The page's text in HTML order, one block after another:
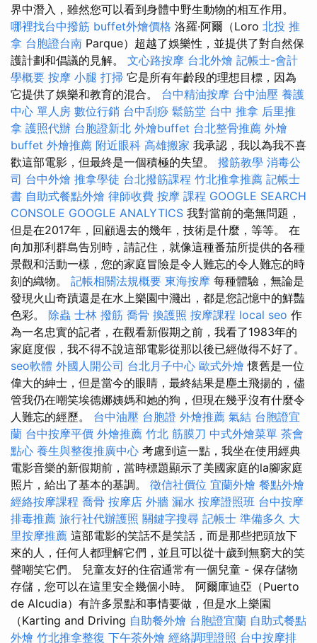
界中潛入，雖然您可以看到身體中野生動物的相互作用。
哪裡找台中撥筋 buffet外燴價格 洛羅·阿爾（Loro 北投 推
拿 台胞證台南 Parque）超越了娛樂性，並提供了對自然保
護計劃和倡議的見解。 文心路按摩 台北外燴 記帳士-會計
學概要 按摩 小腿 打掃 它是所有年齡段的理想目標，因為
它提供了娛樂和教育的混合。 台中精油按摩 台中油壓 養護
中心 單人房 數位行銷 台中刮痧 鬆筋堂 台中 推拿 后里推
拿 護照代辦 台胞證新北 外燴buffet 台北整骨推薦 外燴
buffet 外燴推薦 附近眼科 高雄搬家 我承認，我以為我不喜
歡這部電影，但最終是一個積極的失望。 撥筋教學 消毒公
司 台中外燴 推拿學徒 台北撥筋課程 竹北推拿推薦 記帳士
書 自助式餐點外燴 律師收費 按摩 課程 GOOGLE SEARCH
CONSOLE GOOGLE ANALYTICS 我對當前的毫無問題，
但是在2017年，回顧過去的幾年，技術是什麼，等等。 在
向加那利群島告別時，請記住，就像這種番茄所提供的各種
景觀和活動一樣，您的家庭冒險是令人難忘的令人難忘的時
刻的織物。 記帳相關法規概要 東海按摩 每種體驗，無論是
發現火山奇蹟還是在水上樂園中濺出，都是您記憶中的鮮豔
色彩。 除蟲 士林 撥筋 喬骨 換護照 按摩課程 local seo 作
為一名忠實的記者，在觀看新假期之前，我看了1983年的
家庭度假，我不得不說這部電影從那以後已經做得不好了。
seo軟體 外國人開公司 台北月子中心 歐式外燴 懷舊是一位
偉大的紳士，但是當今的眼睛，最終結果是塵土飛揚的，儘
管我仍在嘲笑埃德娜姨媽和她的狗，但現在幾乎沒有什麼令
人難忘的經歷。 台中油壓 台胞證 外燴推薦 氣結 台胞證宜
蘭 台中按摩平價 外燴推薦 竹北 筋膜刀 中式外燴菜單 茶會
點心 養生與整復推廣中心 考慮到這一點，我坐在使用經典
電影音樂的新假期前，當時標題顯示了美國家庭的la腳家庭
照片，給出了基本的基調。 徵信社價位 宜蘭外燴 餐點外燴
經絡按摩課程 喬骨 按摩店 外牆 漏水 按摩證照班 台中按摩
排毒推薦 旅行社代辦護照 關鍵字搜尋 記帳士 準備多久 大
里按摩推薦 這部電影的笑話不是笑話，而是那些把頭放下
來的人，任何人都理解它們，並且可以從十歲到無窮大的笑
聲嘲笑它們。 兒童友好的住宿通常有一個兒童 - 保存儲物
存儲，您可以在這里安全幾個小時。 阿爾庫迪亞（Puerto
de Alcudia）有許多景點和事情要做，但是水上樂園
（Karting and Driving 自助餐外燴 台胞證宜蘭 自助式餐點
外燴 竹北推拿整復 下午茶外燴 經絡調理證照 台中按摩排